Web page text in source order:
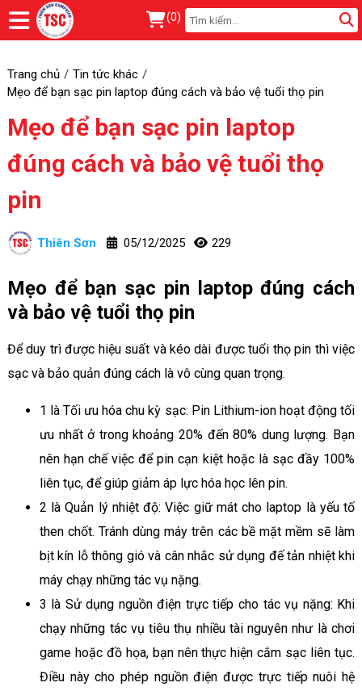
(0)
Trang chủ
Tin tức khác
Mẹo để bạn sạc pin laptop đúng cách và bảo vệ tuổi thọ pin
Mẹo để bạn sạc pin laptop
đúng cách và bảo vệ tuổi thọ
pin
Thiên Sơn 05/12/2025 229
Mẹo để bạn sạc pin laptop đúng cách
và bảo vệ tuổi thọ pin
Để duy trì được hiệu suất và kéo dài được tuổi thọ pin thì việc
sạc và bảo quản đúng cách là vô cùng quan trọng.
1 là Tối ưu hóa chu kỳ sạc: Pin Lithium-ion hoạt động tối
ưu nhất ở trong khoảng 20% đến 80% dung lượng. Bạn
nên hạn chế việc để pin cạn kiệt hoặc là sạc đầy 100%
liên tục, để giúp giảm áp lực hóa học lên pin.
2 là Quản lý nhiệt độ: Việc giữ mát cho laptop là yếu tố
then chốt. Tránh dùng máy trên các bề mặt mềm sẽ làm
bịt kín lỗ thông gió và cân nhắc sử dụng đế tản nhiệt khi
máy chạy những tác vụ nặng.
3 là Sử dụng nguồn điện trực tiếp cho tác vụ nặng: Khi
chạy những tác vụ tiêu thụ nhiều tài nguyên như là chơi
game hoặc đồ họa, bạn nên thực hiện cắm sạc liên tục.
Điều này cho phép nguồn điện được trực tiếp nuôi hệ